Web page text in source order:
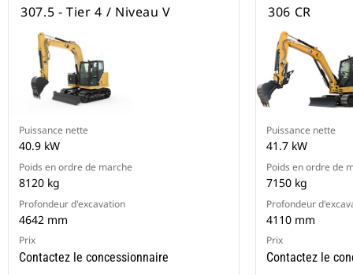
307.5 - Tier 4 / Niveau V
Puissance nette
40.9 kW
Poids en ordre de marche
8120 kg
Profondeur d'excavation
4642 mm
Prix
Contactez le concessionnaire
306 CR
Puissance nette
41.7 kW
Poids en ordre de
7150 kg
Profondeur
4110 mm
Prix
Contactez le